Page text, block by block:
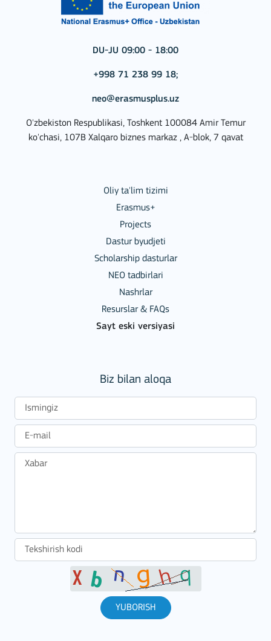
DU-JU 09:00 - 18:00
+998 71 238 99 18;
neo@erasmusplus.uz
O'zbekiston Respublikasi, Toshkent 100084 Amir Temur
ko'chasi, 107B Xalqaro biznes markaz , A-blok, 7 qavat
Oliy ta'lim tizimi
Erasmus+
Projects
Dastur byudjeti
Scholarship dasturlar
NEO tadbirlari
Nashrlar
Resurslar & FAQs
Sayt eski versiyasi
Biz bilan aloqa
YUBORISH